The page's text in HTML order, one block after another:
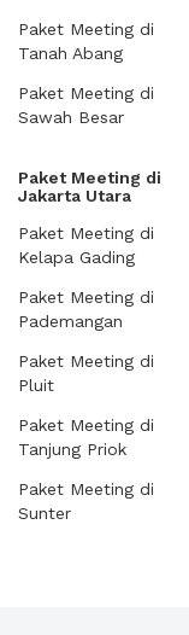
Paket Meeting di
Tanah Abang
Paket Meeting di
Sawah Besar
Paket Meeting di
Jakarta Utara
Paket Meeting di
Kelapa Gading
Paket Meeting di
Pademangan
Paket Meeting di
Pluit
Paket Meeting di
Tanjung Priok
Paket Meeting di
Sunter